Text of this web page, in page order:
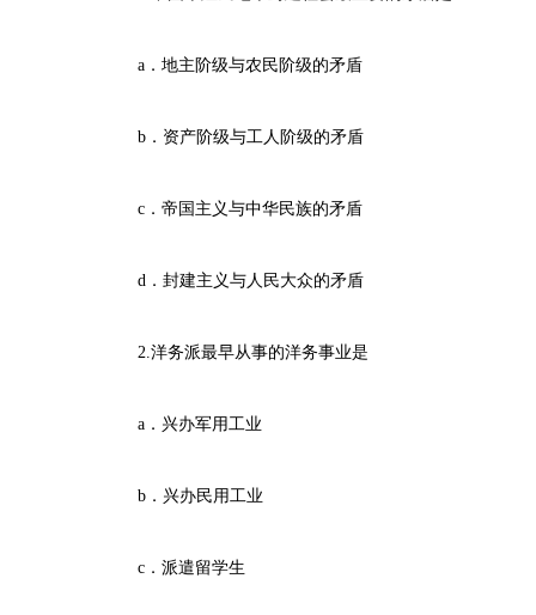
a．地主阶级与农民阶级的矛盾
b．资产阶级与工人阶级的矛盾
c．帝国主义与中华民族的矛盾
d．封建主义与人民大众的矛盾
2.洋务派最早从事的洋务事业是
a．兴办军用工业
b．兴办民用工业
c．派遣留学生